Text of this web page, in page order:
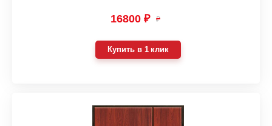
16800 ₽ ₽
Купить в 1 клик